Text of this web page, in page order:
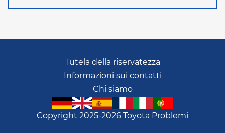
Corona Station Wagon
Numero di reclami:55
Copyright 2025-2026 Toyota Problemi
Tutela della riservatezza
Informazioni sui contatti
Chi siamo